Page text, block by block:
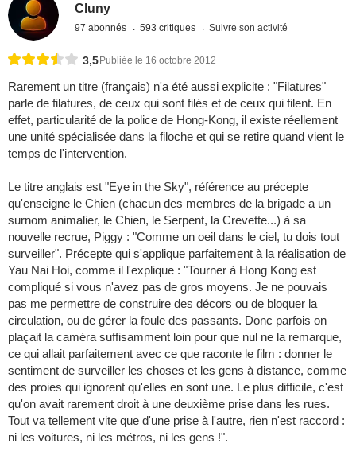
Cluny
97 abonnés 593 critiques Suivre son activité
3,5 Publiée le 16 octobre 2012
Rarement un titre (français) n'a été aussi explicite : "Filatures"
parle de filatures, de ceux qui sont filés et de ceux qui filent. En
effet, particularité de la police de Hong-Kong, il existe réellement
une unité spécialisée dans la filoche et qui se retire quand vient le
temps de l'intervention.
Le titre anglais est "Eye in the Sky", référence au précepte
qu'enseigne le Chien (chacun des membres de la brigade a un
surnom animalier, le Chien, le Serpent, la Crevette...) à sa
nouvelle recrue, Piggy : "Comme un oeil dans le ciel, tu dois tout
surveiller". Précepte qui s'applique parfaitement à la réalisation de
Yau Nai Hoi, comme il l'explique : "Tourner à Hong Kong est
compliqué si vous n'avez pas de gros moyens. Je ne pouvais
pas me permettre de construire des décors ou de bloquer la
circulation, ou de gérer la foule des passants. Donc parfois on
plaçait la caméra suffisamment loin pour que nul ne la remarque,
ce qui allait parfaitement avec ce que raconte le film : donner le
sentiment de surveiller les choses et les gens à distance, comme
des proies qui ignorent qu'elles en sont une. Le plus difficile, c'est
qu'on avait rarement droit à une deuxième prise dans les rues.
Tout va tellement vite que d'une prise à l'autre, rien n'est raccord :
ni les voitures, ni les métros, ni les gens !".